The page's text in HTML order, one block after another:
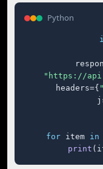
Python
"https://
    headers={
for item in
print